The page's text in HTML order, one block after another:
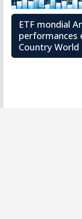
ETF mondial
performances
Country World